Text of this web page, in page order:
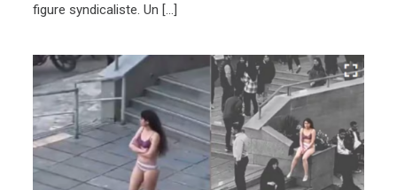
figure syndicaliste. Un […]